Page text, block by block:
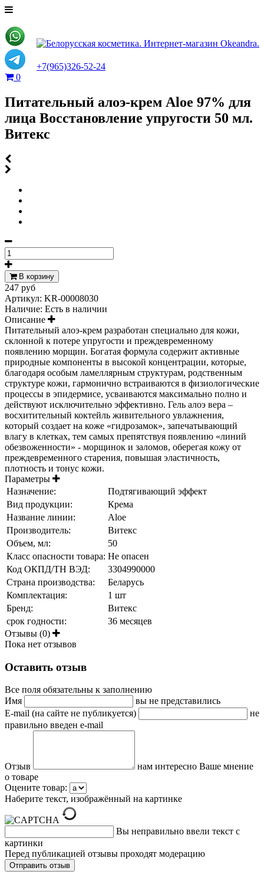
+7(965)326-52-24
0
Питательный алоэ-крем Aloe 97% для
лица Восстановление упругости 50 мл.
Витекс
В корзину
247 руб
Артикул: KR-00008030
Наличие: Есть в наличии
Описание
Питательный алоэ-крем разработан специально для кожи,
склонной к потере упругости и преждевременному
появлению морщин. Богатая формула содержит активные
природные компоненты в высокой концентрации, которые,
благодаря особым ламеллярным структурам, родственным
структуре кожи, гармонично встраиваются в физиологические
процессы в эпидермисе, усваиваются максимально полно и
действуют исключительно эффективно. Гель алоэ вера –
восхитительный коктейль живительного увлажнения,
который создает на коже «гидрозамок», запечатывающий
влагу в клетках, тем самых препятствуя появлению «линий
обезвоженности» - морщинок и заломов, оберегая кожу от
преждевременного старения, повышая эластичность,
плотность и тонус кожи.
Параметры
Назначение:
Подтягивающий эффект
Вид продукции:
Крема
Название линии:
Aloe
Производитель:
Витекс
Объем, мл:
50
Класс опасности товара: Не опасен
Код ОКПД/ТН ВЭД:
3304990000
Страна производства:
Беларусь
Комплектация:
1 шт
Бренд:
Витекс
срок годности:
36 месяцев
Отзывы (0)
Пока нет отзывов
Оставить отзыв
Все поля обязательны к заполнению
Имя
вы не представились
E-mail (на сайте не публикуется)
не
правильно введен e-mail
Отзыв
нам интересно Ваше мнение
о товаре
Оцените товар:
Наберите текст, изображённый на картинке
Вы неправильно ввели текст с
картинки
Перед публикацией отзывы проходят модерацию